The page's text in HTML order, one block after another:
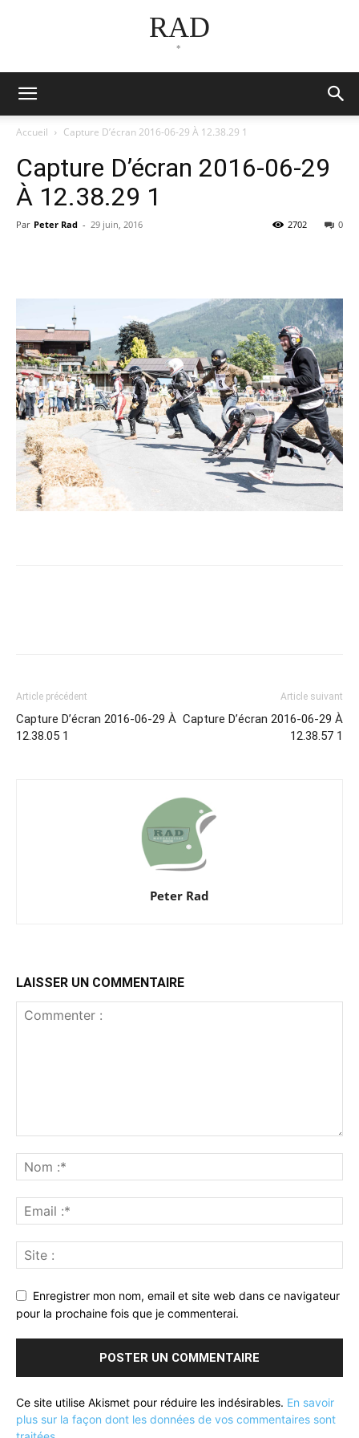
RAD
*
Accueil Capture D’écran 2016-06-29 À 12.38.29 1
Capture D’écran 2016-06-29
À 12.38.29 1
Par Peter Rad - 29 juin, 2016 0
2702
Article précédent
Capture D’écran 2016-06-29 À
12.38.05 1
Article suivant
Capture D’écran 2016-06-29 À
12.38.57 1
Peter Rad
LAISSER UN COMMENTAIRE
Enregistrer mon nom, email et site web dans ce navigateur
pour la prochaine fois que je commenterai.
Ce site utilise Akismet pour réduire les indésirables. En savoir
plus sur la façon dont les données de vos commentaires sont